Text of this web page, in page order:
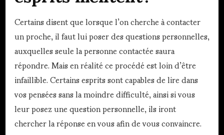
Certains disent que lorsque l’on cherche à contacter
un proche, il faut lui poser des questions personnelles,
auxquelles seule la personne contactée saura
répondre. Mais en réalité ce procédé est loin d’être
infaillible. Certains esprits sont capables de lire dans
vos pensées sans la moindre difficulté, ainsi si vous
leur posez une question personnelle, ils iront
chercher la réponse en vous afin de vous convaincre.